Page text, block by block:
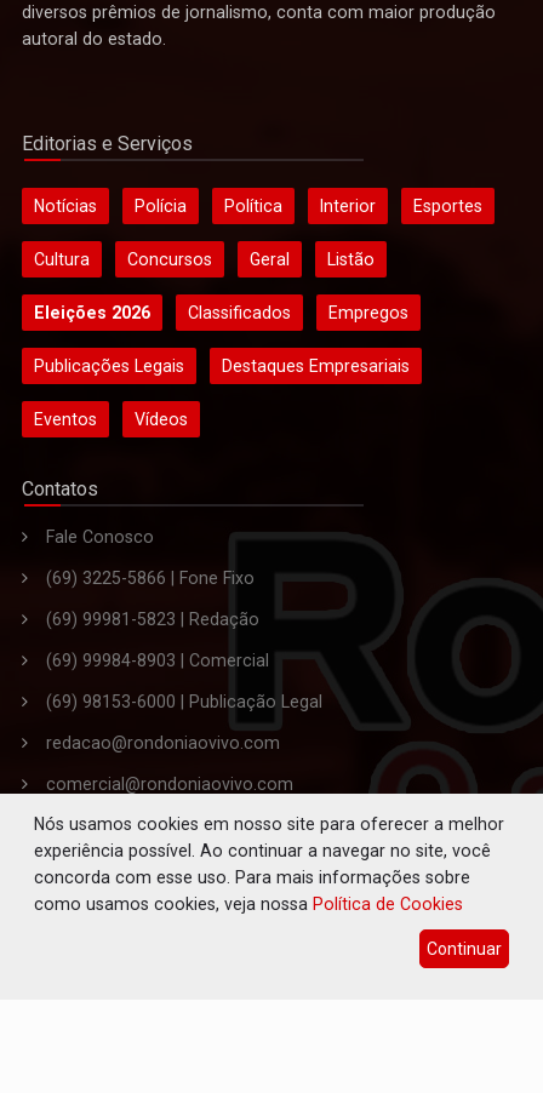
diversos prêmios de jornalismo, conta com maior produção
autoral do estado.
Editorias e Serviços
Notícias Polícia Política Interior Esportes
Cultura Concursos Geral Listão
Eleições 2026 Classificados Empregos
Publicações Legais Destaques Empresariais
Eventos Vídeos
Contatos
Fale Conosco
(69) 3225-5866 | Fone Fixo
(69) 99981-5823 | Redação
(69) 99984-8903 | Comercial
(69) 98153-6000 | Publicação Legal
redacao@rondoniaovivo.com
comercial@rondoniaovivo.com
publicacaolegal@rondoniaovivo.com
Endereço: Rua Joaquim Araújo Lima, nº 3445,
Bairro Embratel. - Porto Velho - RO
CEP 76.820-863
Editor-Chefe da Redação: Solano de Souza Ferreira
Nós usamos cookies em nosso site para oferecer a melhor
experiência possível. Ao continuar a navegar no site, você
concorda com esse uso. Para mais informações sobre
como usamos cookies, veja nossa Política de Cookies
Continuar